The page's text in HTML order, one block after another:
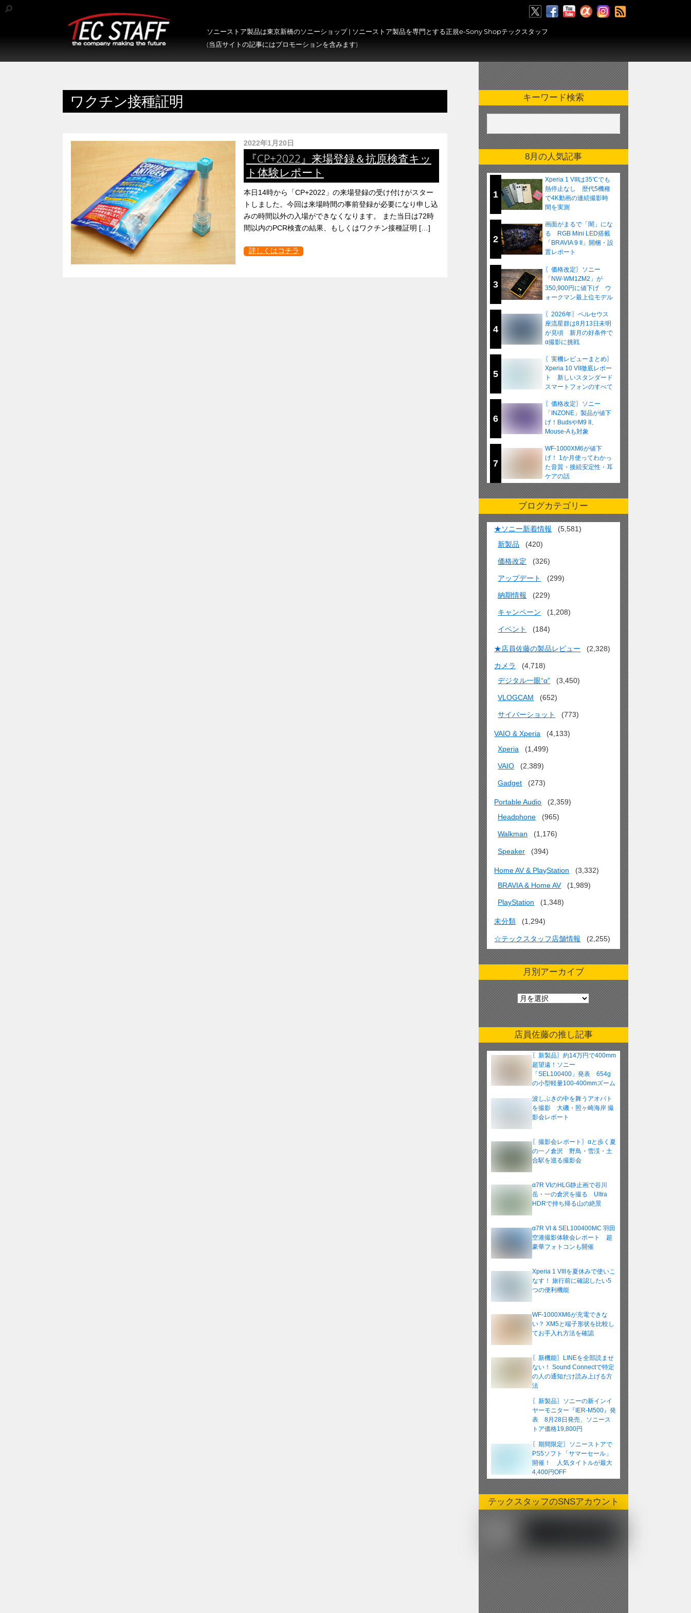
ソニーストア製品は東京新橋のソニーショップ | ソニーストア製品を専門とする正規e-Sony Shopテックスタッフ
(当店サイトの記事にはプロモーションを含みます)
ワクチン接種証明
2022年1月20日
『CP+2022』来場登録＆抗原検査キッ
ト体験レポート
本日14時から「CP+2022」の来場登録の受け付けがスター
トしました。今回は来場時間の事前登録が必要になり申し込
みの時間以外の入場ができなくなります。 また当日は72時
間以内のPCR検査の結果、もしくはワクチン接種証明 […]
詳しくはコチラ
キーワード検索
8月の人気記事
1
Xperia 1 VIIIは35℃でも
熱停止なし 歴代5機種
で4K動画の連続撮影時
間を実測
2
画面がまるで「闇」にな
る RGB Mini LED搭載
「BRAVIA 9 II」開梱・設
置レポート
3
〖価格改定〗ソニー
「NW-WM1ZM2」が
350,900円に値下げ ウ
ォークマン最上位モデル
4
〖2026年〗ペルセウス
座流星群は8月13日未明
が見頃 新月の好条件で
α撮影に挑戦
5
〖実機レビューまとめ〗
Xperia 10 VII徹底レポー
ト 新しいスタンダード
スマートフォンのすべて
6
〖価格改定〗ソニー
「INZONE」製品が値下
げ！BudsやM9 II、
Mouse-Aも対象
7
WF-1000XM6が値下
げ！ 1か月使ってわかっ
た音質・接続安定性・耳
ケアの話
ブログカテゴリー
★ソニー新着情報
(5,581)
新製品
(420)
価格改定 (326)
アップデート (299)
納期情報 (229)
キャンペーン (1,208)
イベント (184)
★店員佐藤の製品レビュー (2,328)
カメラ
(4,718)
デジタル一眼“α”
(3,450)
VLOGCAM (652)
サイバーショット (773)
VAIO & Xperia
(4,133)
Xperia
(1,499)
VAIO (2,389)
Gadget (273)
Portable Audio
(2,359)
Headphone
(965)
Walkman (1,176)
Speaker (394)
Home AV & PlayStation
(3,332)
BRAVIA & Home AV
(1,989)
PlayStation (1,348)
未分類 (1,294)
☆テックスタッフ店舗情報 (2,255)
月別アーカイブ
月
別
ア
ー
カ
イ
店員佐藤の推し記事
〖新製品〗約14万円で400mm
超望遠！ソニー
「SEL100400」発表 654g
の小型軽量100-400mmズーム
波しぶきの中を舞うアオバト
を撮影 大磯・照ヶ崎海岸 撮
影会レポート
〖撮影会レポート〗αと歩く夏
の一ノ倉沢 野鳥・雪渓・土
合駅を巡る撮影会
α7R VIのHLG静止画で谷川
岳・一の倉沢を撮る Ultra
HDRで持ち帰る山の絶景
α7R VI & SEL100400MC 羽田
空港撮影体験会レポート 超
豪華フォトコンも開催
Xperia 1 VIIIを夏休みで使いこ
なす！ 旅行前に確認したい5
つの便利機能
WF-1000XM6が充電できな
い？ XM5と端子形状を比較し
てお手入れ方法を確認
〖新機能〗LINEを全部読ませ
ない！ Sound Connectで特定
の人の通知だけ読み上げる方
法
〖新製品〗ソニーの新インイ
ヤーモニター『IER-M500』発
表 8月28日発売、ソニース
トア価格19,800円
〖期間限定〗ソニーストアで
PS5ソフト「サマーセール」
開催！ 人気タイトルが最大
4,400円OFF
テックスタッフのSNSアカウント